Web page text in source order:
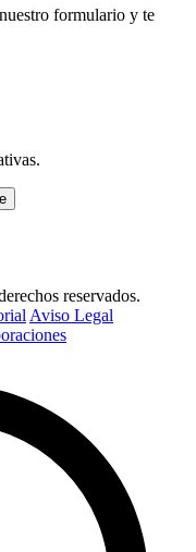
formulario y te
reservados.
Aviso Legal